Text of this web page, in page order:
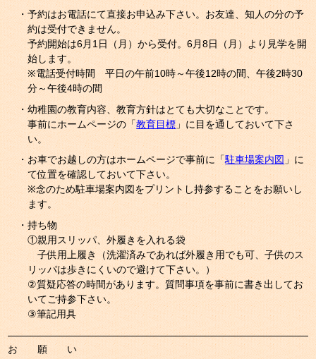
・予約はお電話にて直接お申込み下さい。お友達、知人の分の予
約は受付できません。
予約開始は6月1日（月）から受付。6月8日（月）より見学を開
始します。
※電話受付時間 平日の午前10時～午後12時の間、午後2時30
分～午後4時の間
・幼稚園の教育内容、教育方針はとても大切なことです。
事前にホームページの「教育目標」に目を通しておいて下さ
い。
・お車でお越しの方はホームページで事前に「駐車場案内図」に
て位置を確認しておいて下さい。
※念のため駐車場案内図をプリントし持参することをお願いし
ます。
・持ち物
①親用スリッパ、外履きを入れる袋
子供用上履き（洗濯済みであれば外履き用でも可、子供のス
リッパは歩きにくいので避けて下さい。）
②質疑応答の時間があります。質問事項を事前に書き出してお
いてご持参下さい。
③筆記用具
お 願 い